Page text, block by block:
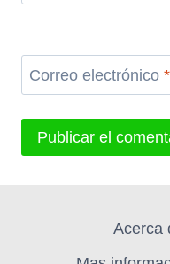
Correo electrónico *
Acerca